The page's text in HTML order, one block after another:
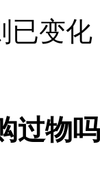
已变化
过物